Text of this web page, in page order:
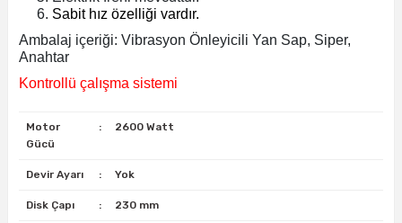
Sabit hız özelliği vardır.
Ambalaj içeriği: Vibrasyon Önleyicili Yan Sap, Siper,
Anahtar
Kontrollü çalışma sistemi
Motor
Gücü
: 2600 Watt
Devir Ayarı : Yok
Disk Çapı : 230 mm